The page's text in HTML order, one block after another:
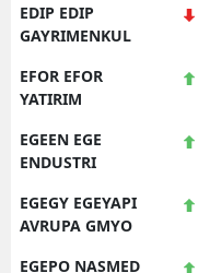
EDIP EDIP
GAYRIMENKUL
EFOR EFOR
YATIRIM
EGEEN EGE
ENDUSTRI
EGEGY EGEYAPI
AVRUPA GMYO
EGEPO NASMED